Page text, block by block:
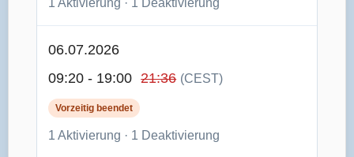
06.07.2026
09:20 - 19:00 21:36 (CEST)
Vorzeitig beendet
1 Aktivierung · 1 Deaktivierung